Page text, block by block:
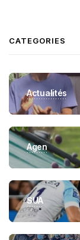
CATEGORIES
Actualités
Agen
SUA